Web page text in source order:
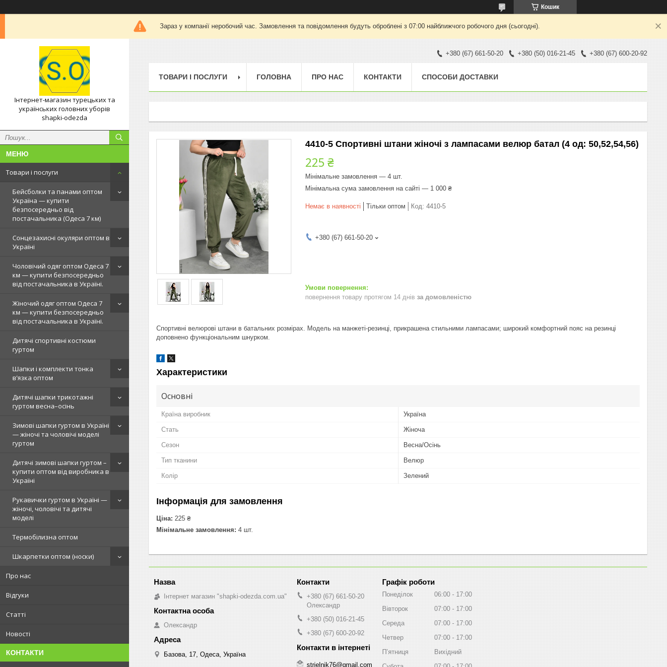
Кошик
Зараз у компанії неробочий час. Замовлення та повідомлення будуть оброблені з 07:00 найближчого робочого дня (сьогодні).
Інтернет-магазин турецьких та
українських головних уборів
shapki-odezda
Товари і послуги
Бейсболки та панами оптом
Україна — купити
безпосередньо від
постачальника (Одеса 7 км)
Сонцезахисні окуляри оптом в
Україні
Чоловічий одяг оптом Одеса 7
км — купити безпосередньо
від постачальника в Україні.
Жіночий одяг оптом Одеса 7
км — купити безпосередньо
від постачальника в Україні.
Дитячі спортивні костюми
гуртом
Шапки і комплекти тонка
в’язка оптом
Дитячі шапки трикотажні
гуртом весна–осінь
Зимові шапки гуртом в Україні
— жіночі та чоловічі моделі
гуртом
Дитячі зимові шапки гуртом –
купити оптом від виробника в
Україні
Рукавички гуртом в Україні —
жіночі, чоловічі та дитячі
моделі
Термобілизна оптом
Шкарпетки оптом (носки)
Про нас
Відгуки
Статті
Новості
КОНТАКТИ
+380 (67) 661-50-20 +380 (50) 016-21-45 +380 (67) 600-20-92
ТОВАРИ І ПОСЛУГИ ГОЛОВНА ПРО НАС КОНТАКТИ СПОСОБИ ДОСТАВКИ
4410-5 Спортивні штани жіночі з лампасами велюр батал (4 од: 50,52,54,56)
225 ₴
Мінімальне замовлення — 4 шт.
Мінімальна сума замовлення на сайті — 1 000 ₴
Немає в наявності Тільки оптом Код: 4410-5
+380 (67) 661-50-20
повернення товару протягом 14 днів за домовленістю
Спортивні велюрові штани в батальних розмірах. Модель на манжеті-резинці, прикрашена стильними лампасами; широкий комфортний пояс на резинці
доповнено функціональним шнурком.
Характеристики
Основні
Країна виробник Україна
Стать Жіноча
Сезон Весна/Осінь
Тип тканини Велюр
Колір Зелений
Інформація для замовлення
Ціна: 225 ₴
Мінімальне замовлення: 4 шт.
Інтернет магазин "shapki-odezda.com.ua"
Олександр
Базова, 17, Одеса, Україна
+380 (67) 661-50-20
Олександр
+380 (50) 016-21-45
+380 (67) 600-20-92
strielnik76@gmail.com
Графік роботи
Понеділок 06:00
17:00
Вівторок
07:00
17:00
Середа
07:00
17:00
Четвер
07:00
17:00
Пʼятниця
Вихідний